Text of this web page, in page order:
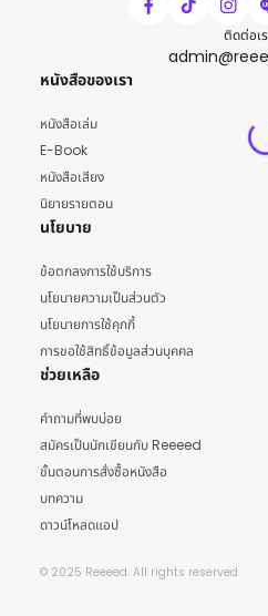
ติดต่อเ
หนังสือของเรา
หนังสือเล่ม
E-Book
หนังสือเสียง
นิยายรายตอน
นโยบาย
ข้อตกลงการใช้บริการ
นโยบายความเป็นส่วนตัว
นโยบายการใช้คุกกี้
การขอใช้สิทธิ์ข้อมูลส่วนบุคคล
ช่วยเหลือ
คำถามที่พบบ่อย
สมัครเป็นนักเขียนกับ Reeeed
ขั้นตอนการสั่งซื้อหนังสือ
บทความ
ดาวน์โหลดแอป
© 2025 Reeeed. All rights reserved.